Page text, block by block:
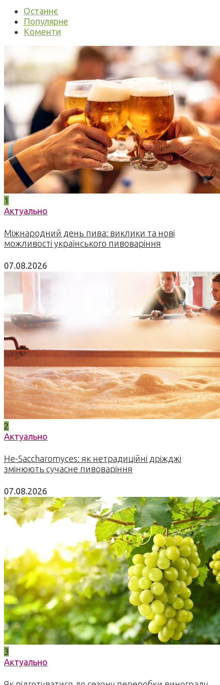
Останнє
Популярне
Коменти
1
Актуально
Міжнародний день пива: виклики та нові
можливості українського пивоваріння
07.08.2026
2
Актуально
Не-Saccharomyces: як нетрадиційні дріжджі
змінюють сучасне пивоваріння
07.08.2026
3
Актуально